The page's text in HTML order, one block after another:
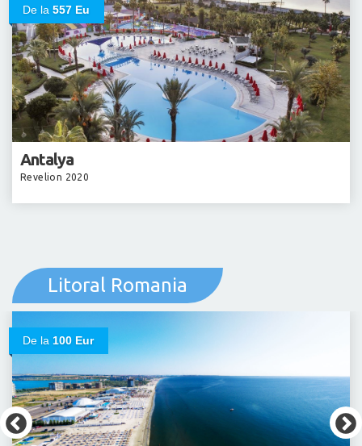
De la 557 Eu
Antalya
Revelion 2020
Litoral Romania
De la 100 Eur